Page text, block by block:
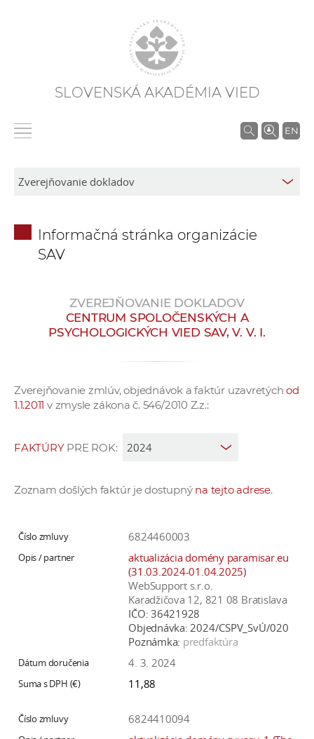
SLOVENSKÁ AKADÉMIA VIED
EN
V
v
a
p
r
Informačná stránka organizácie
SAV
ZVEREJŇOVANIE DOKLADOV
CENTRUM SPOLOČENSKÝCH A
PSYCHOLOGICKÝCH VIED SAV, V. V. I.
Zverejňovanie zmlúv, objednávok a faktúr uzavretýchod
1.1.2011 v zmysle zákona č. 546/2010 Z.z.:
FAKTÚRYPRE ROK:
Zoznam došlých faktúr je dostupný na tejto adrese.
6824460003
aktualizácia domény paramisar.eu
(31.03.2024-01.04.2025)
WebSupport s.r.o.
Karadžičova 12, 821 08 Bratislava
IČO: 36421928
Objednávka: 2024/CSPV_SvÚ/020
Poznámka: predfaktúra
4. 3. 2024
11,88
6824410094